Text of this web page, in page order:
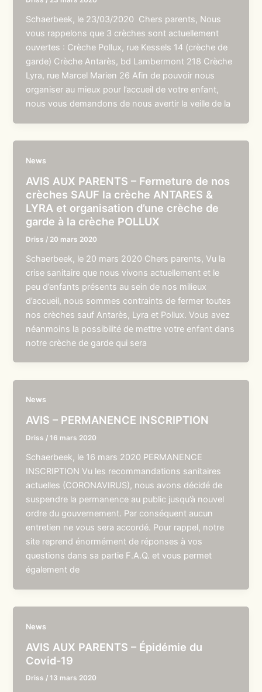
Schaerbeek, le 23/03/2020 Chers parents, Nous
vous rappelons que 3 crèches sont actuellement
ouvertes : Crèche Pollux, rue Kessels 14 (crèche de
garde) Crèche Antarès, bd Lambermont 218 Crèche
Lyra, rue Marcel Marien 26 Afin de pouvoir nous
organiser au mieux pour l’accueil de votre enfant,
nous vous demandons de nous avertir la veille de la
News
AVIS AUX PARENTS – Fermeture de nos
crèches SAUF la crèche ANTARES &
LYRA et organisation d’une crèche de
garde à la crèche POLLUX
Driss / 20 mars 2020
Schaerbeek, le 20 mars 2020 Chers parents, Vu la
crise sanitaire que nous vivons actuellement et le
peu d’enfants présents au sein de nos milieux
d’accueil, nous sommes contraints de fermer toutes
nos crèches sauf Antarès, Lyra et Pollux. Vous avez
néanmoins la possibilité de mettre votre enfant dans
notre crèche de garde qui sera
News
AVIS – PERMANENCE INSCRIPTION
Driss /16 mars 2020
Schaerbeek, le 16 mars 2020 PERMANENCE
INSCRIPTION Vu les recommandations sanitaires
actuelles (CORONAVIRUS), nous avons décidé de
suspendre la permanence au public jusqu’à nouvel
ordre du gouvernement. Par conséquent aucun
entretien ne vous sera accordé. Pour rappel, notre
site reprend énormément de réponses à vos
questions dans sa partie F.A.Q. et vous permet
également de
News
AVIS AUX PARENTS – Épidémie du
Covid-19
Driss /13 mars 2020